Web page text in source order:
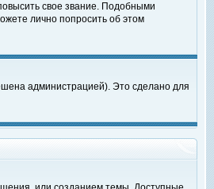
свое звание. Подобными
лично попросить об этом
администрацией). Это сделано для